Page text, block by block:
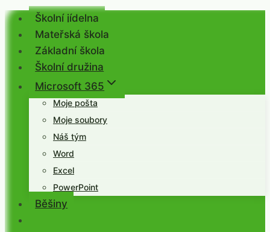
Přeskočit
obsah
Školní jídelna
Mateřská škola
Základní škola
Školní družina
Microsoft 365
Moje pošta
Moje soubory
Náš tým
Word
Excel
PowerPoint
Běšiny